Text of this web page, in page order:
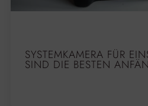
SYSTEMKAMERA FÜR
SIND DIE BESTEN